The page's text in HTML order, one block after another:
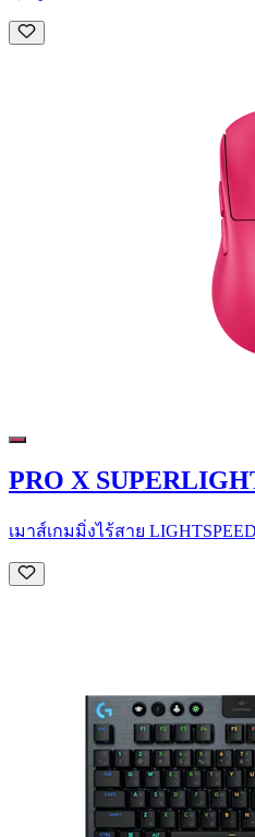
PRO X
เมาส์เกมมิ่งไร้สาย LIGHTSPEED